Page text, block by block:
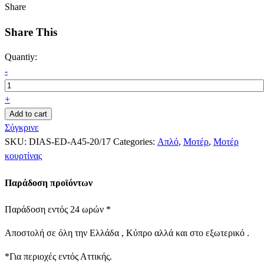
Share
Share This
Quantiy:
-
+
Add to cart
Σύγκρινε
SKU: DIAS-ED-A45-20/17 Categories: Απλό, Μοτέρ, Μοτέρ
κουρτίνας
Παράδοση προϊόντων
Παράδοση εντός 24 ωρών *
Αποστολή σε όλη την Ελλάδα , Κύπρο αλλά και στο εξωτερικό .
*Για περιοχές εντός Αττικής.